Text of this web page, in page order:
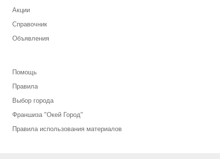
Акции
Справочник
Объявления
Помощь
Правила
Выбор города
Франшиза "Окей Город"
Правила использования материалов